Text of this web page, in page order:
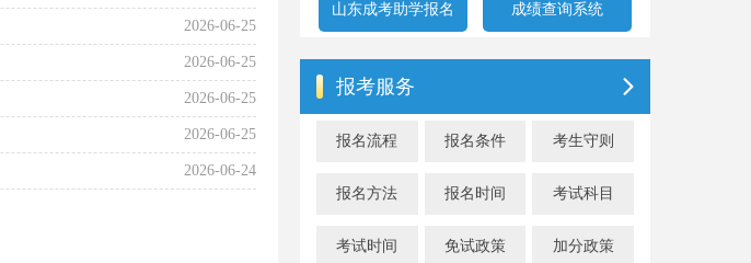
2026-06-25
2026-06-25
2026-06-25
2026-06-25
2026-06-24
山东成考助学报名 成绩查询系统
报考服务
报名流程 报名条件 考生守则
报名方法 报名时间 考试科目
考试时间 免试政策 加分政策